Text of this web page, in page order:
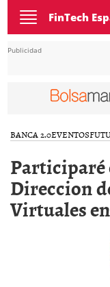
Toggle
navigation
FinTech
Publicidad
BANCA 2.0EVENTOS
Participaré
Direccion
Virtuales